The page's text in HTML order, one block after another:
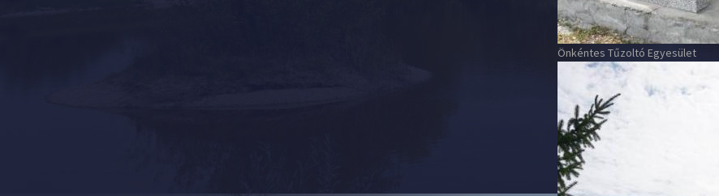
Önkéntes Tűzoltó Egyesület